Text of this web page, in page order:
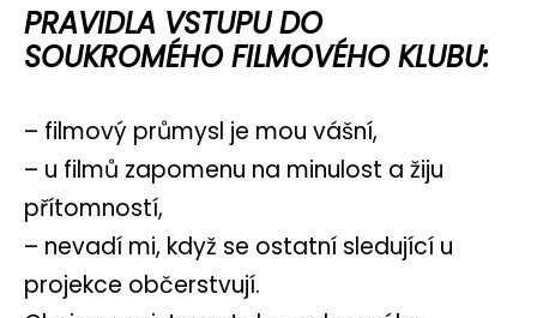
PRAVIDLA VSTUPU DO
SOUKROMÉHO FILMOVÉHO KLUBU:
– filmový průmysl je mou vášní,
– u filmů zapomenu na minulost a žiju
přítomností,
– nevadí mi, když se ostatní sledující u
projekce občerstvují.